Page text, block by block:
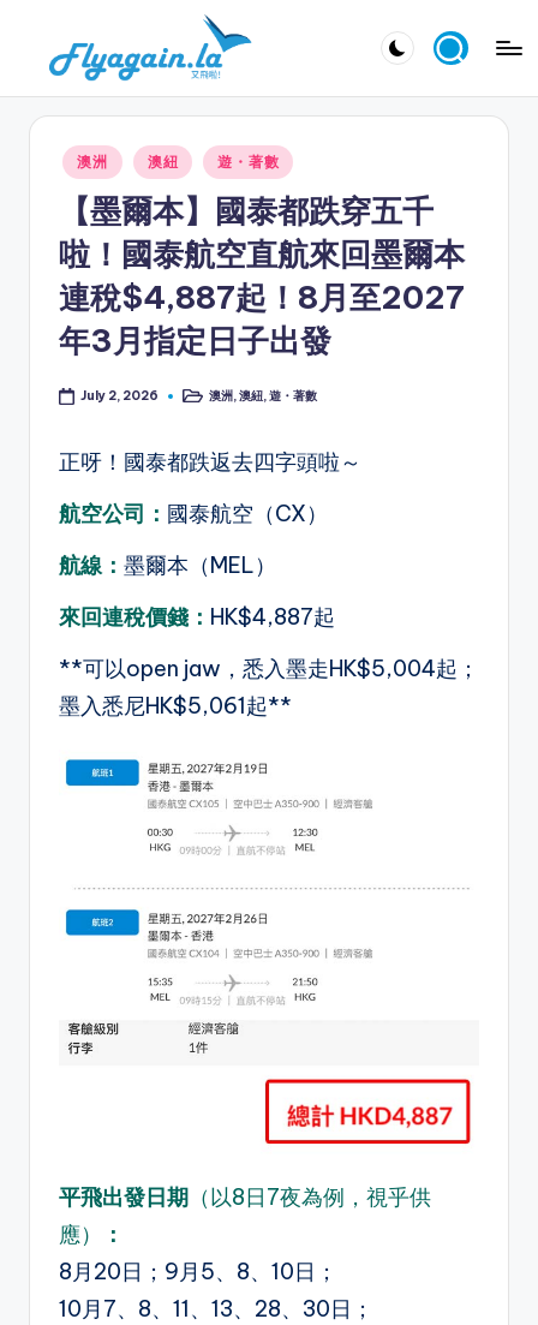
飛
Posted
in
澳洲 澳紐 遊・著數
【墨爾本】國泰都跌穿五千
啦！國泰航空直航來回墨爾本
連稅$4,887起！8月至2027
年3月指定日子出發
July 2, 2026
Posted
澳洲 ,澳紐 ,遊・著數
正呀！國泰都跌返去四字頭啦～
航空公司： 國泰航空（CX）
航線： 墨爾本（MEL）
來回連稅價錢： HK$4,887起
**可以open jaw，悉入墨走HK$5,004起；
墨入悉尼HK$5,061起**
平飛出發日期 （以8日7夜為例，視乎供
應）
：
8月20日；9月5、8、10日；
10月7、8、11、13、28、30日；